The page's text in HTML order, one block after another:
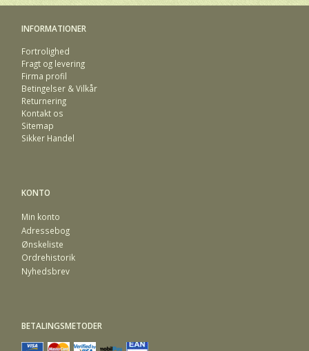
INFORMATIONER
Fortrolighed
Fragt og levering
Firma profil
Betingelser & Vilkår
Returnering
Kontakt os
Sitemap
Sikker Handel
KONTO
Min konto
Adressebog
Ønskeliste
Ordrehistorik
Nyhedsbrev
BETALINGSMETODER